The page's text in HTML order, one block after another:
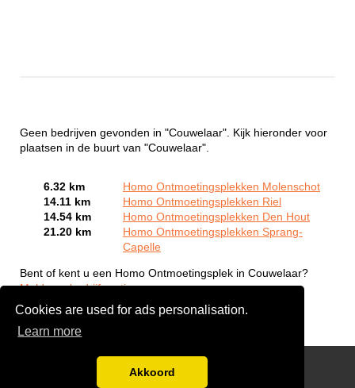
Cookies are used for ads personalisation.
Learn more
Akkoord
Geen bedrijven gevonden in "Couwelaar". Kijk hieronder voor
plaatsen in de buurt van "Couwelaar".
6.32 km
Homo Ontmoetingsplekken Molenschot
14.11 km
Homo Ontmoetingsplekken Riel
14.54 km
Homo Ontmoetingsplekken Den Hout
21.20 km
Homo Ontmoetingsplekken Sprang-
Capelle
Bent of kent u een Homo Ontmoetingsplek in Couwelaar?
Meld een bedrijf gratis aan